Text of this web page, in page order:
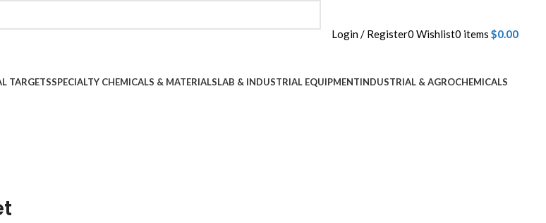
Login / Register0Wishlist0 items $0.00
TARGETSSPECIALTY CHEMICALS & MATERIALSLAB & INDUSTRIAL EQUIPMENTINDUSTRIAL & AGROCHEMICALS